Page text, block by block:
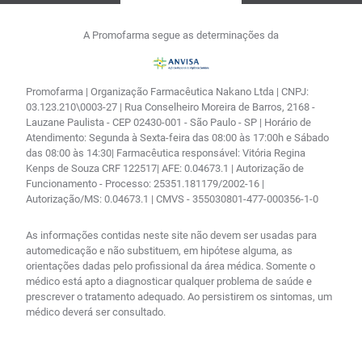
A Promofarma segue as determinações da
Promofarma | Organização Farmacêutica Nakano Ltda | CNPJ:
03.123.210\0003-27 | Rua Conselheiro Moreira de Barros, 2168 -
Lauzane Paulista - CEP 02430-001 - São Paulo - SP | Horário de
Atendimento: Segunda à Sexta-feira das 08:00 às 17:00h e Sábado
das 08:00 às 14:30| Farmacêutica responsável: Vitória Regina
Kenps de Souza CRF 122517| AFE: 0.04673.1 | Autorização de
Funcionamento - Processo: 25351.181179/2002-16 |
Autorização/MS: 0.04673.1 | CMVS - 355030801-477-000356-1-0
As informações contidas neste site não devem ser usadas para
automedicação e não substituem, em hipótese alguma, as
orientações dadas pelo profissional da área médica. Somente o
médico está apto a diagnosticar qualquer problema de saúde e
prescrever o tratamento adequado. Ao persistirem os sintomas, um
médico deverá ser consultado.